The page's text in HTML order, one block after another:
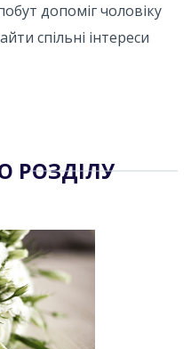
допоміг чоловіку
спільні інтереси
РОЗДІЛУ